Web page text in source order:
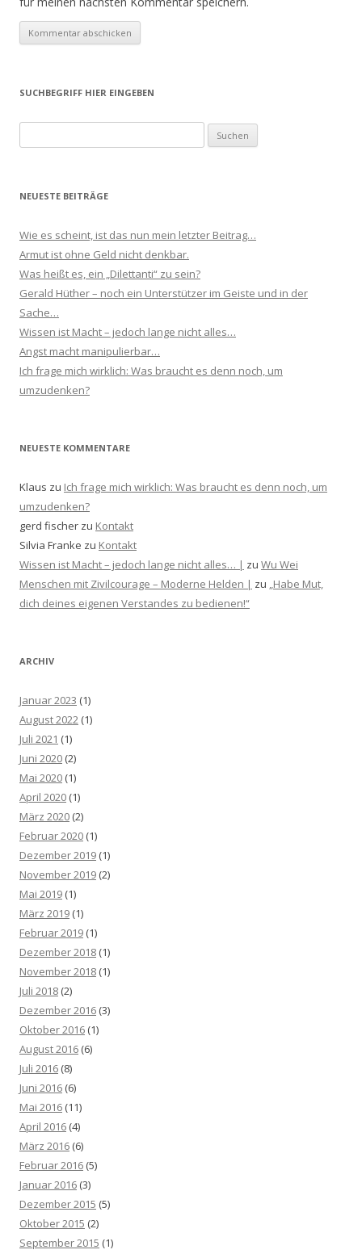
SUCHBEGRIFF HIER EINGEBEN
nach:
NEUESTE BEITRÄGE
Wie es scheint, ist das nun mein letzter Beitrag…
Armut ist ohne Geld nicht denkbar.
Was heißt es, ein „Dilettanti“ zu sein?
Gerald Hüther – noch ein Unterstützer im Geiste und in der
Sache…
Wissen ist Macht – jedoch lange nicht alles…
Angst macht manipulierbar…
Ich frage mich wirklich: Was braucht es denn noch, um
umzudenken?
NEUESTE KOMMENTARE
Klaus zu Ich frage mich wirklich: Was braucht es denn noch, um
umzudenken?
gerd fischer zu Kontakt
Silvia Franke zu Kontakt
Wissen ist Macht – jedoch lange nicht alles… | zu Wu Wei
Menschen mit Zivilcourage – Moderne Helden | zu „Habe Mut,
dich deines eigenen Verstandes zu bedienen!“
ARCHIV
Januar 2023 (1)
August 2022 (1)
Juli 2021 (1)
Juni 2020 (2)
Mai 2020 (1)
April 2020 (1)
März 2020 (2)
Februar 2020 (1)
Dezember 2019 (1)
November 2019 (2)
Mai 2019 (1)
März 2019 (1)
Februar 2019 (1)
Dezember 2018 (1)
November 2018 (1)
Juli 2018 (2)
Dezember 2016 (3)
Oktober 2016 (1)
August 2016 (6)
Juli 2016 (8)
Juni 2016 (6)
Mai 2016 (11)
April 2016 (4)
März 2016 (6)
Februar 2016 (5)
Januar 2016 (3)
Dezember 2015 (5)
Oktober 2015 (2)
September 2015 (1)